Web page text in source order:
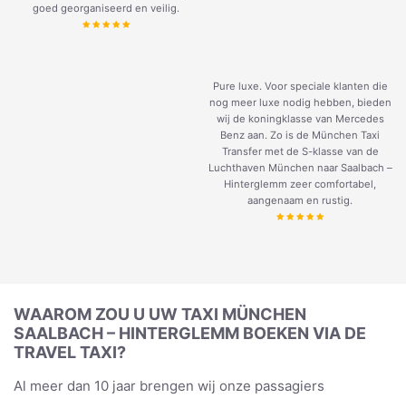
goed georganiseerd en veilig.
Pure luxe. Voor speciale klanten die
nog meer luxe nodig hebben, bieden
wij de koningklasse van Mercedes
Benz aan. Zo is de München Taxi
Transfer met de S-klasse van de
Luchthaven München naar Saalbach –
Hinterglemm zeer comfortabel,
aangenaam en rustig.
WAAROM ZOU U UW TAXI MÜNCHEN
SAALBACH – HINTERGLEMM BOEKEN VIA DE
TRAVEL TAXI?
Al meer dan 10 jaar brengen wij onze passagiers